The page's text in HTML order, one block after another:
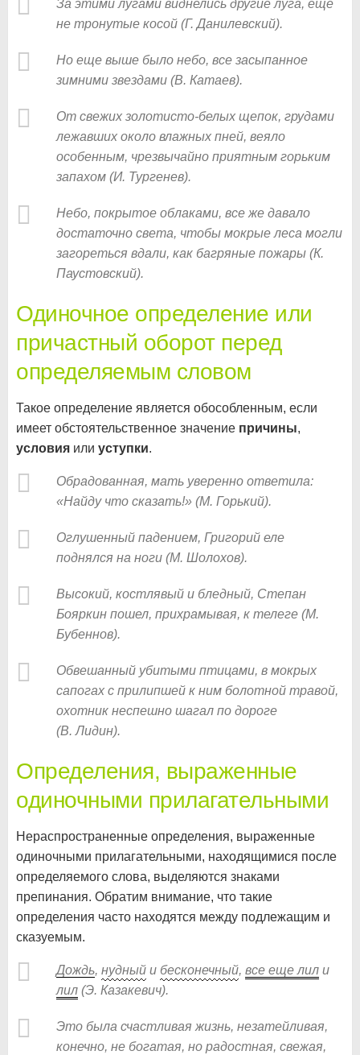
За этими лугами виднелись другие луга, еще
не тронутые косой (Г. Данилевский).
Но еще выше было небо, все засыпанное
зимними звездами (В. Катаев).
От свежих золотисто-белых щепок, грудами
лежавших около влажных пней, веяло
особенным, чрезвычайно приятным горьким
запахом (И. Тургенев).
Небо, покрытое облаками, все же давало
достаточно света, чтобы мокрые леса могли
загореться вдали, как багряные пожары (К.
Паустовский).
Одиночное определение или
причастный оборот перед
определяемым словом
Такое определение является обособленным, если
имеет обстоятельственное значение причины,
условия или уступки.
Обрадованная, мать уверенно ответила:
«Найду что сказать!» (М. Горький).
Оглушенный падением, Григорий еле
поднялся на ноги (М. Шолохов).
Высокий, костлявый и бледный, Степан
Бояркин пошел, прихрамывая, к телеге (М.
Бубеннов).
Обвешанный убитыми птицами, в мокрых
сапогах с прилипшей к ним болотной травой,
охотник неспешно шагал по дороге
(В. Лидин).
Определения, выраженные
одиночными прилагательными
Нераспространенные определения, выраженные
одиночными прилагательными, находящимися после
определяемого слова, выделяются знаками
препинания. Обратим внимание, что такие
определения часто находятся между подлежащим и
сказуемым.
Дождь, нудный и бесконечный, все еще лил и
лил (Э. Казакевич).
Это была счастливая жизнь, незатейливая,
конечно, не богатая, но радостная, свежая,